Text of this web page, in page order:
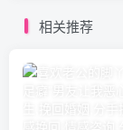
相关推荐